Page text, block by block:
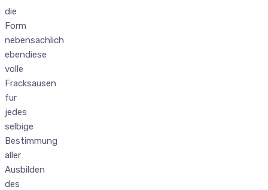
die
Form
nebensachlich
ebendiese
volle
Fracksausen
fur
jedes
selbige
Bestimmung
aller
Ausbilden
des